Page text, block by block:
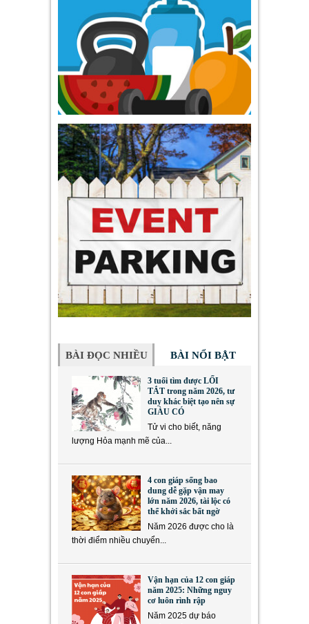
BÀI ĐỌC NHIỀU BÀI NỔI BẬT
3 tuổi tìm được LỐI
TẮT trong năm 2026, tư
duy khác biệt tạo nên sự
GIÀU CÓ
Tử vi cho biết, năng
lượng Hỏa mạnh mẽ của...
4 con giáp sống bao
dung dễ gặp vận may
lớn năm 2026, tài lộc có
thể khởi sắc bất ngờ
Năm 2026 được cho là
thời điểm nhiều chuyển...
Vận hạn của 12 con giáp
năm 2025: Những nguy
cơ luôn rình rập
Năm 2025 dự báo